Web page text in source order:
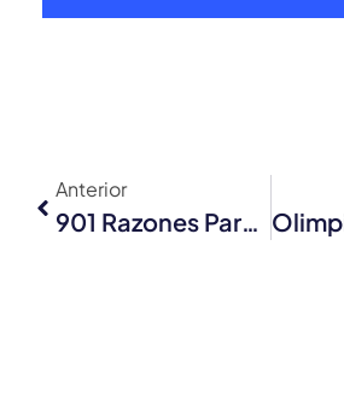
Anterior
901 Razones Para Seguir Creyendo